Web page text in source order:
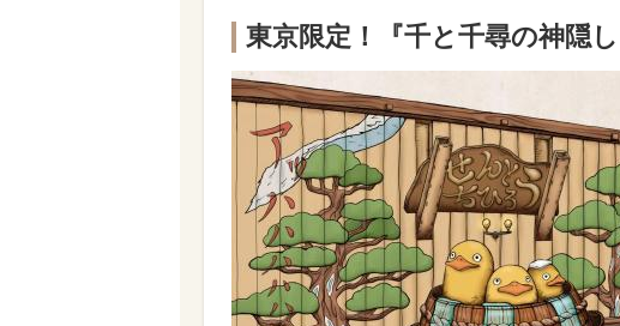
東京限定！『千と千尋の神隠